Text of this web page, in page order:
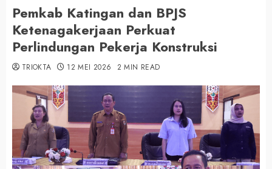
Pemkab Katingan dan BPJS
Ketenagakerjaan Perkuat
Perlindungan Pekerja Konstruksi
TRIOKTA 12 MEI 2026 2 MIN READ